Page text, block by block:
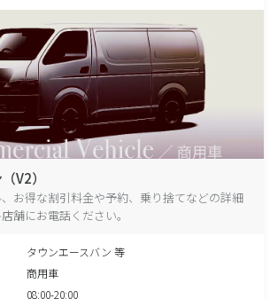
V2）
お得な割引料金や予約、乗り捨てなどの詳細
舗にお電話ください。
タウンエースバン 等
商用車
08:00-20:00